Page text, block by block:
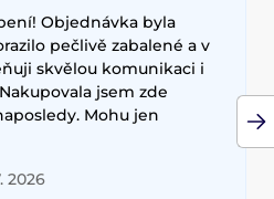
korejské kosmetiky jsou
složení a inovativní
a zářivou pleť.
Objednávka byla
pečlivě zabalené a v
skvělou komunikaci i
jsem zde
Mohu jen
2026